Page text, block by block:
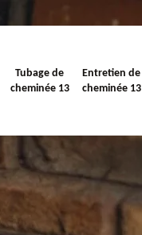
Tubage de
cheminée 13
Entretien de
cheminée 13